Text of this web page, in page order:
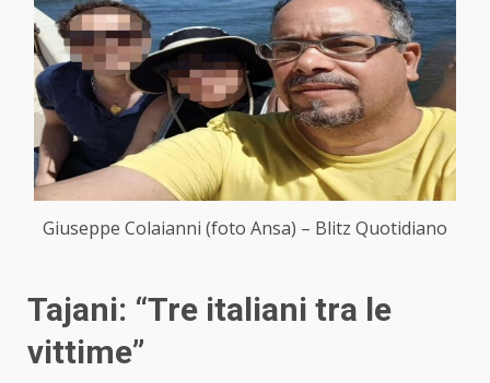
Giuseppe Colaianni (foto Ansa) – Blitz Quotidiano
Tajani: “Tre italiani tra le
vittime”